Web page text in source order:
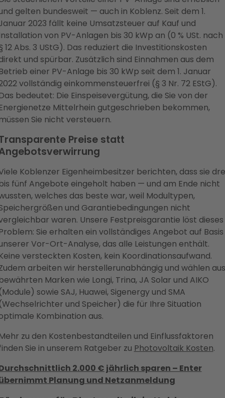
gelten bundesweit — auch in Koblenz. Seit dem 1.
2023 fällt keine Umsatzsteuer auf Kauf und
von PV-Anlagen bis 30 kWp an (0 % USt. nach
12 Abs. 3 UStG). Das reduziert die Investitionskosten
und spürbar. Zusätzlich sind Einnahmen aus dem
einer PV-Anlage bis 30 kWp seit dem 1. Januar
vollständig einkommensteuerfrei (§ 3 Nr. 72 EStG).
bedeutet: Die Einspeisevergütung, die Sie von der
Mittelrhein gutgeschrieben bekommen,
Sie nicht versteuern.
Preise statt
Koblenzer Eigenheimbesitzer berichten, dass sie
fünf Angebote eingeholt haben — und am Ende nicht
welches das beste war, weil Modultypen,
und Garantiebedingungen nicht
waren. Unsere Festpreisgarantie löst dieses
Sie erhalten ein vollständiges Angebot auf Basis
Vor-Ort-Analyse, das alle Leistungen enthält.
versteckten Kosten, kein Koordinationsaufwand.
arbeiten wir herstellerunabhängig und wählen aus
Marken wie Longi, Trina, JA Solar und AIKO
sowie SAJ, Huawei, Sigenergy und SMA
und Speicher) die für Ihre Situation
Kombination aus.
zu den Kostenbestandteilen und Einflussfaktoren
Sie in unserem Ratgeber zu Photovoltaik Kosten.
2.000 € jährlich sparen – Enter
Planung und Netzanmeldung